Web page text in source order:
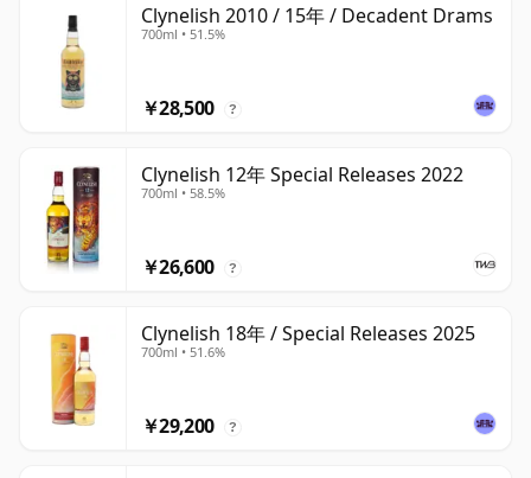
Clynelish 2010 / 15年 / Decadent Drams
700ml • 51.5%
￥28,500 ?
Clynelish 12年 Special Releases 2022
700ml • 58.5%
￥26,600 ?
Clynelish 18年 / Special Releases 2025
700ml • 51.6%
￥29,200 ?